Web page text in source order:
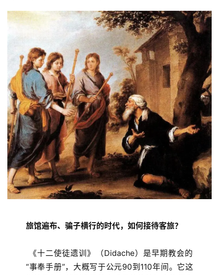
旅馆遍布、骗子横行的时代，如何接待客旅？
“事奉手册”，大概写于公元90到110年间。它这